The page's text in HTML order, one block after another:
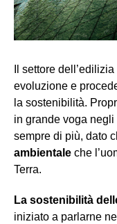
Il settore
evoluzione e
la sostenibilità.
in grande voga
sempre di più, dato
ambientale che
Terra.
La sostenibilità
iniziato a parlarne